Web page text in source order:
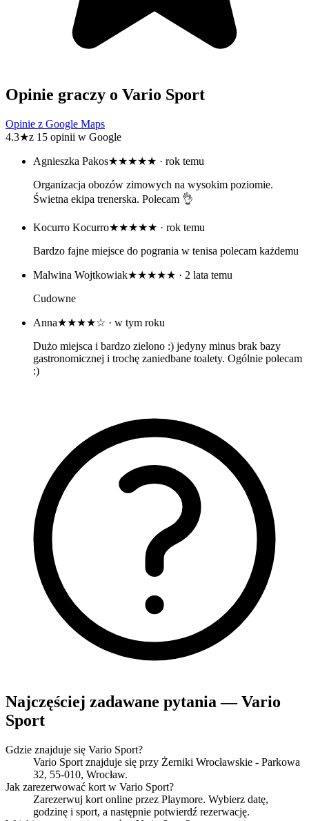
Opinie graczy o Vario Sport
Opinie z Google Maps
4.3★z 15 opinii w Google
Agnieszka Pakos★★★★★ · rok temu
Organizacja obozów zimowych na wysokim poziomie.
Świetna ekipa trenerska. Polecam 👌
Kocurro Kocurro★★★★★ · rok temu
Bardzo fajne miejsce do pogrania w tenisa polecam każdemu
Malwina Wojtkowiak★★★★★ · 2 lata temu
Cudowne
Anna★★★★☆ · w tym roku
Dużo miejsca i bardzo zielono :) jedyny minus brak bazy
gastronomicznej i trochę zaniedbane toalety. Ogólnie polecam
:)
Najczęściej zadawane pytania — Vario
Sport
Gdzie znajduje się Vario Sport?
Vario Sport znajduje się przy Żerniki Wrocławskie - Parkowa
32, 55-010, Wrocław.
Jak zarezerwować kort w Vario Sport?
Zarezerwuj kort online przez Playmore. Wybierz datę,
godzinę i sport, a następnie potwierdź rezerwację.